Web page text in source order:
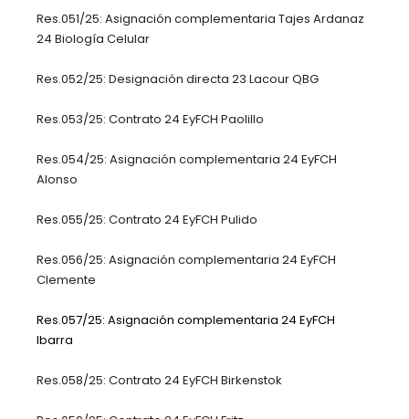
Res.051/25: Asignación complementaria Tajes Ardanaz
24 Biología Celular
Res.052/25: Designación directa 23 Lacour QBG
Res.053/25: Contrato 24 EyFCH Paolillo
Res.054/25: Asignación complementaria 24 EyFCH
Alonso
Res.055/25: Contrato 24 EyFCH Pulido
Res.056/25: Asignación complementaria 24 EyFCH
Clemente
Res.057/25: Asignación complementaria 24 EyFCH
Ibarra
Res.058/25: Contrato 24 EyFCH Birkenstok